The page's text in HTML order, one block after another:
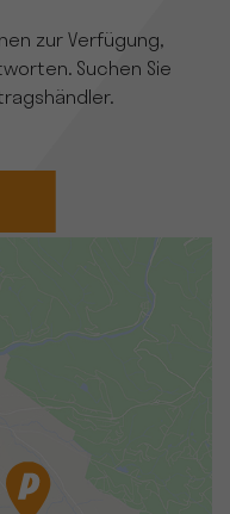
zur Verfügung,
Suchen Sie